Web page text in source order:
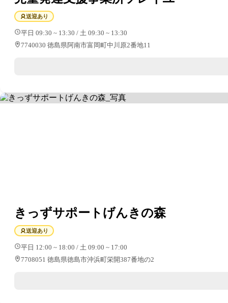
送迎あり
平日 09:30 ~ 13:30 / 土 09:30 ~ 13:30
7740030 徳島県阿南市富岡町中川原2番地11
きっずサポートげんきの森
送迎あり
平日 12:00 ~ 18:00 / 土 09:00 ~ 17:00
7708051 徳島県徳島市沖浜町栄開387番地の2